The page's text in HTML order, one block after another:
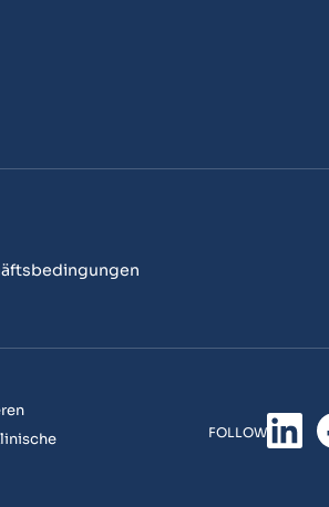
FOLLOW